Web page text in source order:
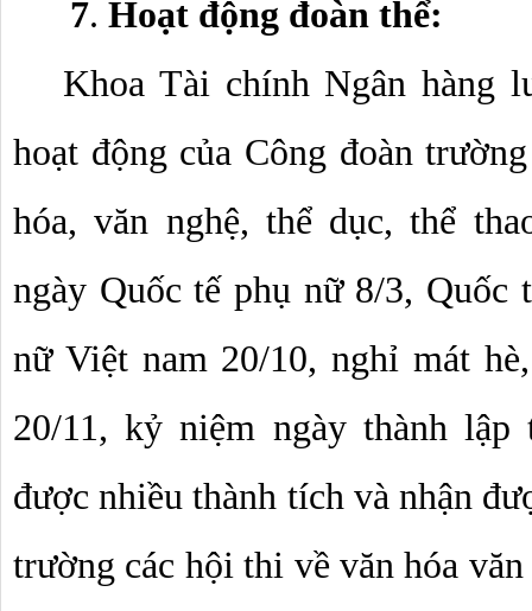
7. Hoạt động đoàn thể:
Khoa Tài chính Ngân hàng
hoạt động của Công đoàn
hóa, văn nghệ, thể dục, thể
ngày Quốc tế phụ nữ 8/3, Quốc
nữ Việt nam 20/10, nghỉ mát
20/11, kỷ niệm ngày thành
được nhiều thành tích và nhận
trường các hội thi về văn hóa